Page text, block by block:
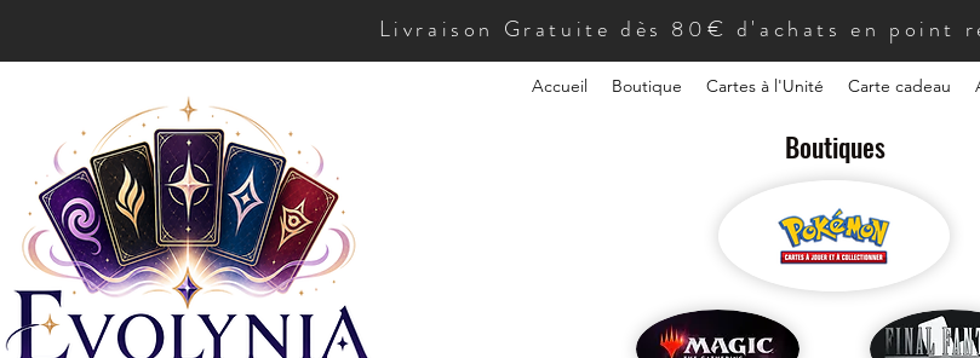
Livraison Gratuite dès 80€ d'achats en point
Accueil Boutique Cartes à l'Unité Carte cadeau
Boutiques